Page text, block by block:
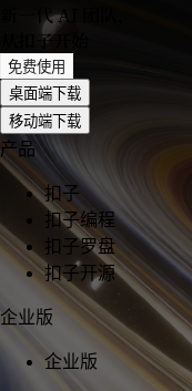
新一代 AI 团队
从扣子开始
免费使用
桌面端下载
移动端下载
产品
扣子
扣子编程
扣子罗盘
扣子开源
企业版
企业版